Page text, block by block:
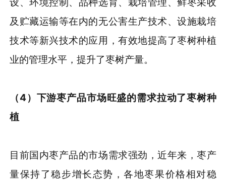
及贮藏运输等在内的无公害生产技术、设施栽培
技术等新兴技术的应用，有效地提高了枣树种植
业的管理水平，提升了枣树产量。
（4） 下游枣产品市场旺盛的需求拉动了枣树种
植
目前国内枣产品的市场需求强劲，近年来，枣产
量保持了稳步增长态势，各地枣果价格相对稳